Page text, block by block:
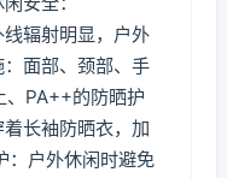
辐射明显，户外
面部、颈部、手
、PA++的防晒护
长袖防晒衣，加
：户外休闲时避免